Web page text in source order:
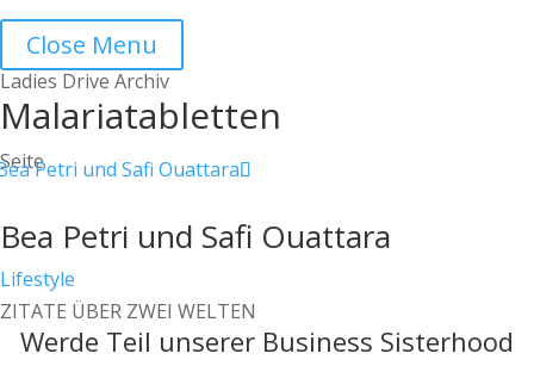
Close Menu
Ladies Drive Archiv
Malariatabletten
Seite
Bea Petri und Safi Ouattara
Lifestyle
ZITATE ÜBER ZWEI WELTEN
Werde Teil unserer Business Sisterhood